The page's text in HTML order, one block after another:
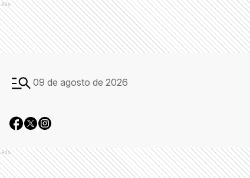
Ads
09 de agosto de 2026
Ads